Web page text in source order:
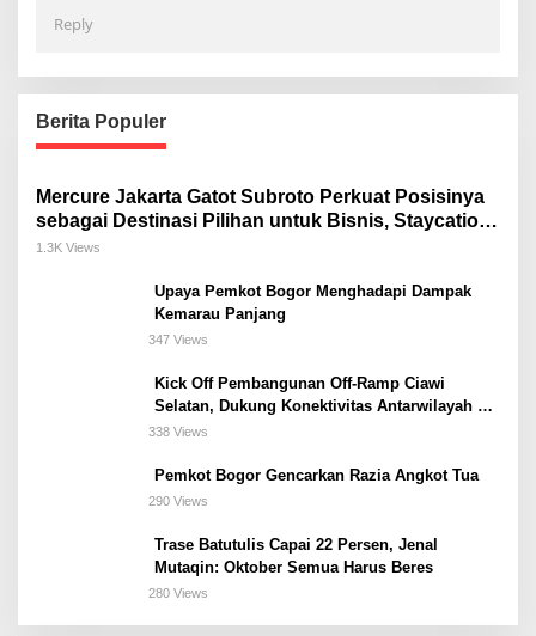
Reply
Berita Populer
Mercure Jakarta Gatot Subroto Perkuat Posisinya
sebagai Destinasi Pilihan untuk Bisnis, Staycation,
Meeting, dan Kuliner di Jakarta Selatan
1.3K Views
Upaya Pemkot Bogor Menghadapi Dampak
Kemarau Panjang
347 Views
Kick Off Pembangunan Off-Ramp Ciawi
Selatan, Dukung Konektivitas Antarwilayah di
Bogor Selatan
338 Views
Pemkot Bogor Gencarkan Razia Angkot Tua
290 Views
Trase Batutulis Capai 22 Persen, Jenal
Mutaqin: Oktober Semua Harus Beres
280 Views